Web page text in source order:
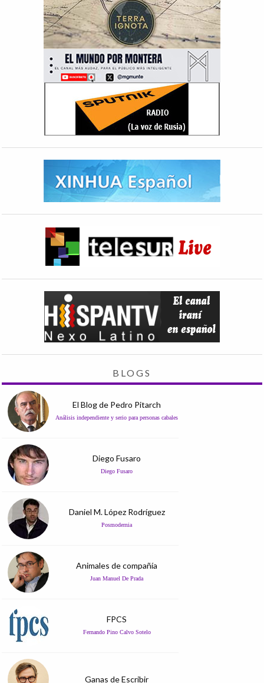
BLOGS
El Blog de Pedro Pitarch
Análisis independiente y serio para personas cabales
Diego Fusaro
Diego Fusaro
Daniel M. López Rodríguez
Posmodernia
Animales de compañía
Juan Manuel De Prada
FPCS
Fernando Pino Calvo Sotelo
Ganas de Escribir